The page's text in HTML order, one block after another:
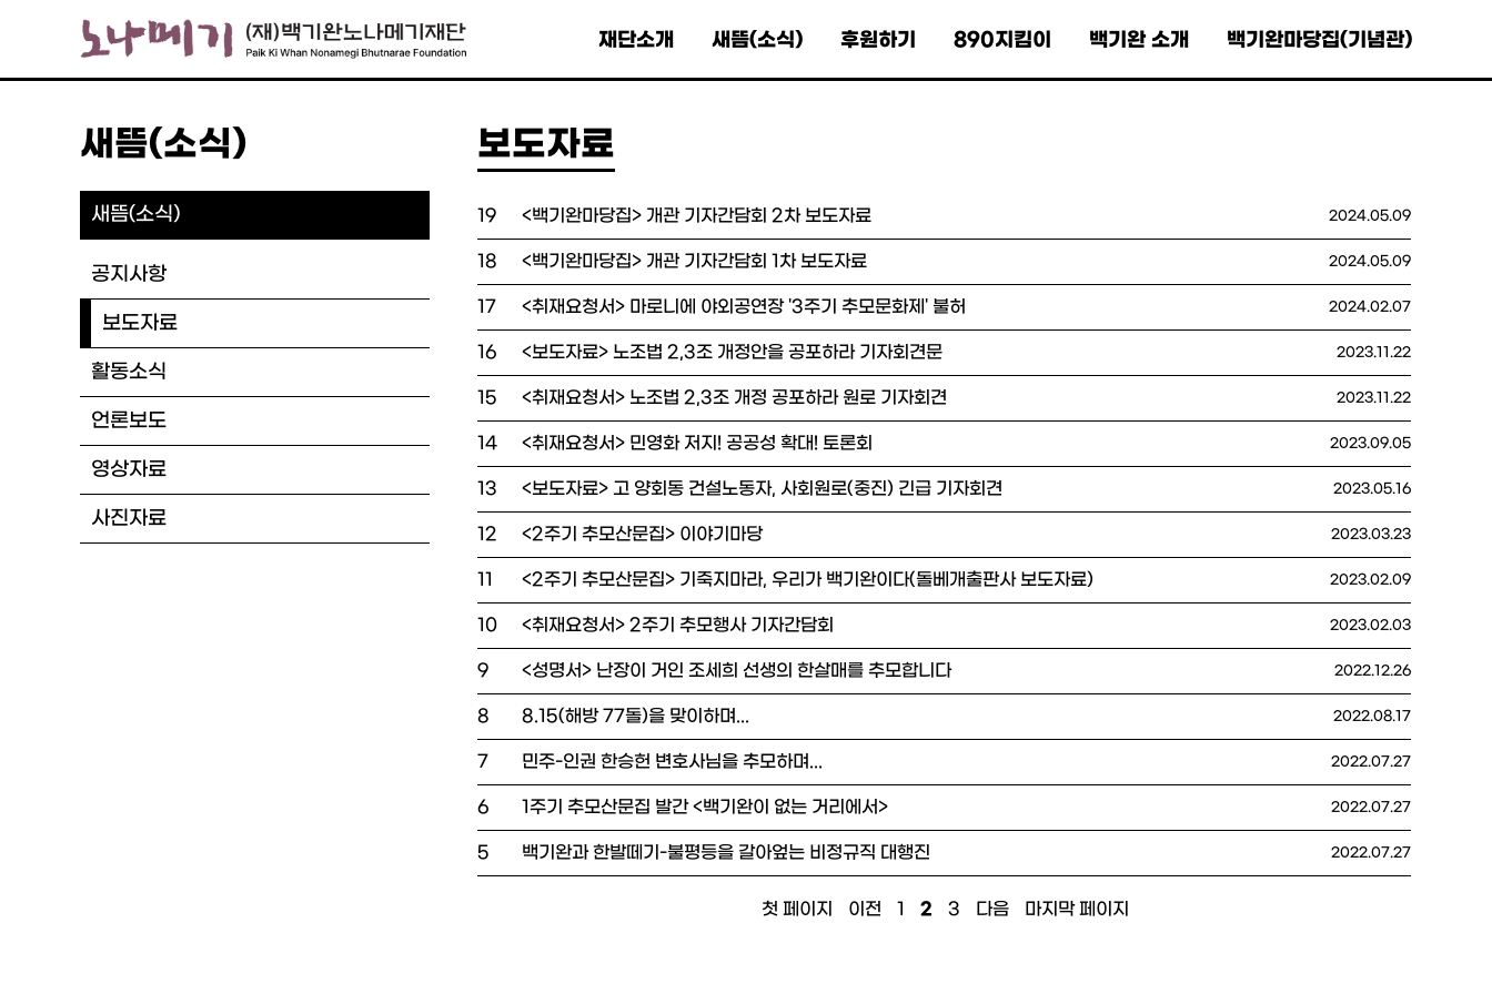
재단소개 새뜸(소식) 후원하기 890지킴이 백기완 소개 백기완마당집(기념관)
새뜸(소식)
새뜸(소식)
공지사항
보도자료
활동소식
언론보도
영상자료
사진자료
보도자료
19 <백기완마당집> 개관 기자간담회 2차 보도자료 2024.05.09
18 <백기완마당집> 개관 기자간담회 1차 보도자료 2024.05.09
17 <취재요청서> 마로니에 야외공연장 '3주기 추모문화제' 불허 2024.02.07
16 <보도자료> 노조법 2,3조 개정안을 공포하라 기자회견문 2023.11.22
15 <취재요청서> 노조법 2,3조 개정 공포하라 원로 기자회견 2023.11.22
14 <취재요청서> 민영화 저지! 공공성 확대! 토론회 2023.09.05
13 <보도자료> 고 양회동 건설노동자, 사회원로(중진) 긴급 기자회견 2023.05.16
12 <2주기 추모산문집> 이야기마당 2023.03.23
11 <2주기 추모산문집> 기죽지마라, 우리가 백기완이다(돌베개출판사 보도자료) 2023.02.09
10 <취재요청서> 2주기 추모행사 기자간담회 2023.02.03
9 <성명서> 난장이 거인 조세희 선생의 한살매를 추모합니다 2022.12.26
8 8.15(해방 77돌)을 맞이하며... 2022.08.17
7 민주-인권 한승헌 변호사님을 추모하며... 2022.07.27
6 1주기 추모산문집 발간 <백기완이 없는 거리에서> 2022.07.27
5 백기완과 한발떼기-불평등을 갈아엎는 비정규직 대행진 2022.07.27
첫 페이지 이전 1 2 3 다음 마지막 페이지